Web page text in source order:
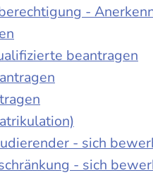
-
beantragen
- sich
- sich